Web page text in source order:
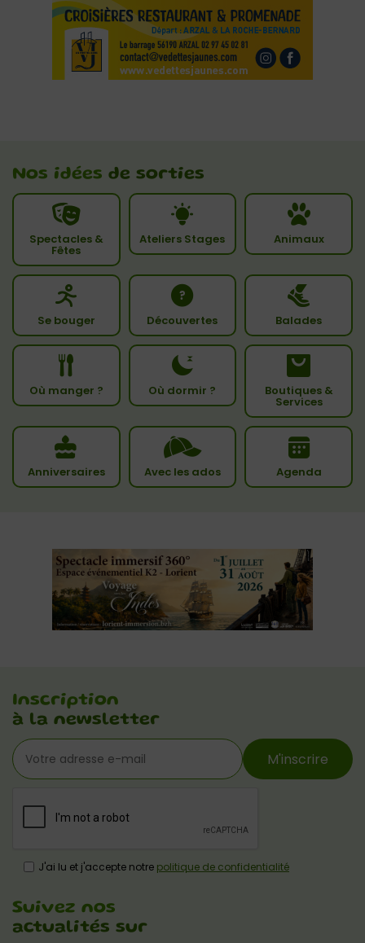
Nos idées de sorties
Spectacles &
Fêtes
Ateliers Stages Animaux
Se bouger Découvertes Balades
Où manger ? Où dormir ? Boutiques &
Services
Anniversaires Avec les ados Agenda
Inscription
à la newsletter
M'inscrire
J'ai lu et j'accepte notre politique de confidentialité
Suivez nos
actualités sur